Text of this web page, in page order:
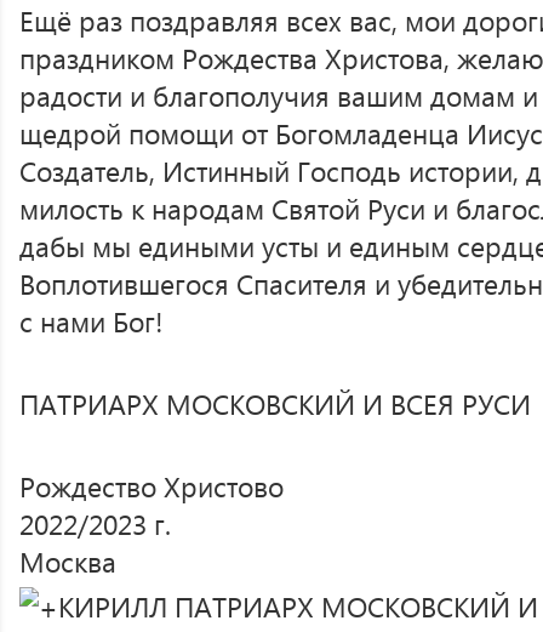
Ещё раз поздравляя всех вас, мои
праздником Рождества Христова,
радости и благополучия вашим домам
щедрой помощи от Богомладенца
Создатель, Истинный Господь истории,
милость к народам Святой Руси и
дабы мы едиными усты и единым
Воплотившегося Спасителя и
с нами Бог!
ПАТРИАРХ МОСКОВСКИЙ И ВСЕЯ РУСИ
Рождество Христово
2022/2023 г.
Москва